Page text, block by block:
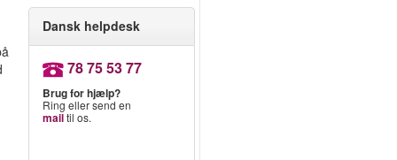
Dansk helpdesk
78 75 53 77
Brug for hjælp?
Ring eller send en
mailtil os.